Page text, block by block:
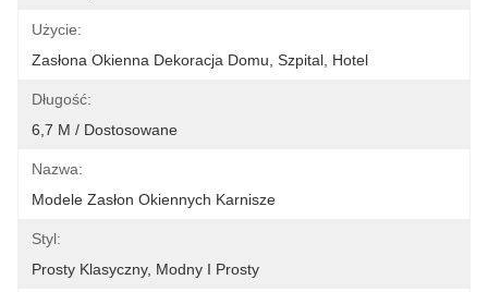
Użycie:
Zasłona Okienna Dekoracja Domu, Szpital, Hotel
Długość:
6,7 M / Dostosowane
Nazwa:
Modele Zasłon Okiennych Karnisze
Styl:
Prosty Klasyczny, Modny I Prosty